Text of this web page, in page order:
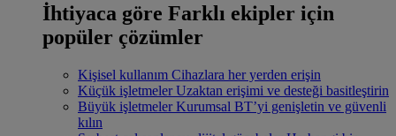
İhtiyaca göre Farklı ekipler için
popüler çözümler
Kişisel kullanım Cihazlara her yerden erişin
Küçük işletmeler Uzaktan erişimi ve desteği basitleştirin
Büyük işletmeler Kurumsal BT’yi genişletin ve güvenli
kılın